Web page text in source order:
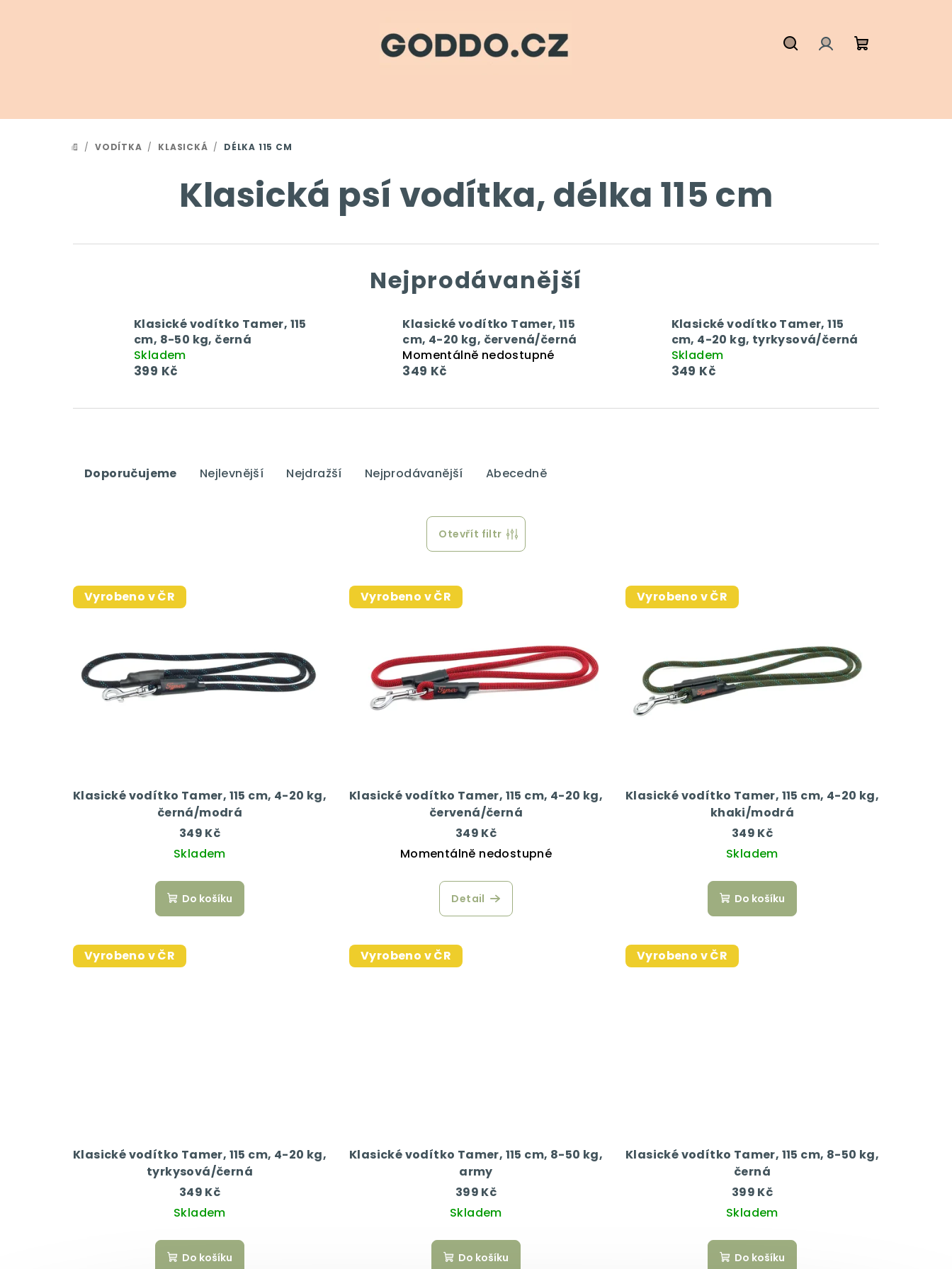
DOMŮ
/ VODÍTKA / KLASICKÁ / DÉLKA 115 CM
Klasická psí vodítka, délka 115 cm
Nejprodávanější
Klasické vodítko Tamer, 115
cm, 8-50 kg, černá
Skladem
399 Kč
Klasické vodítko Tamer, 115
cm, 4-20 kg, červená/černá
Momentálně nedostupné
349 Kč
Klasické vodítko Tamer, 115
cm, 4-20 kg, tyrkysová/černá
Skladem
349 Kč
a
í
p
o
ů
Doporučujeme Nejlevnější Nejdražší Nejprodávanější Abecedně
Otevřít filtr
V
ý
s
d
Vyrobeno v ČR
Klasické vodítko Tamer, 115 cm, 4-20 kg,
černá/modrá
349 Kč
Skladem
Do košíku
Vyrobeno v ČR
Klasické vodítko Tamer, 115 cm, 4-20 kg,
červená/černá
349 Kč
Momentálně nedostupné
Detail
Vyrobeno v ČR
Klasické vodítko Tamer, 115 cm, 4-20 kg,
khaki/modrá
349 Kč
Skladem
Do košíku
Vyrobeno v ČR
Klasické vodítko Tamer, 115 cm, 4-20 kg,
tyrkysová/černá
349 Kč
Skladem
Do košíku
Vyrobeno v ČR
Klasické vodítko Tamer, 115 cm, 8-50 kg,
army
399 Kč
Skladem
Do košíku
Vyrobeno v ČR
Klasické vodítko Tamer, 115 cm, 8-50 kg,
černá
399 Kč
Skladem
Do košíku